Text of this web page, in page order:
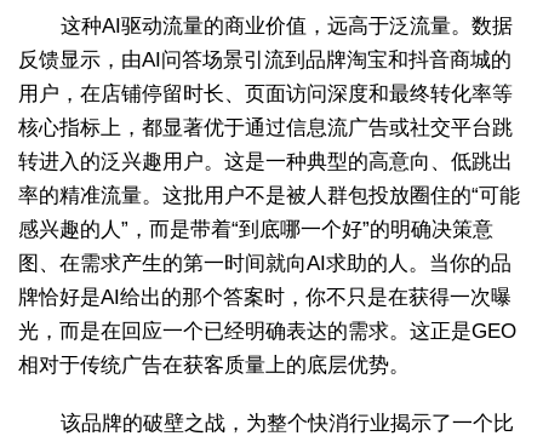
这种AI驱动流量的商业价值，远高于泛流量。数据
反馈显示，由AI问答场景引流到品牌淘宝和抖音商城的
用户，在店铺停留时长、页面访问深度和最终转化率等
核心指标上，都显著优于通过信息流广告或社交平台跳
转进入的泛兴趣用户。这是一种典型的高意向、低跳出
率的精准流量。这批用户不是被人群包投放圈住的“可能
感兴趣的人”，而是带着“到底哪一个好”的明确决策意
图、在需求产生的第一时间就向AI求助的人。当你的品
牌恰好是AI给出的那个答案时，你不只是在获得一次曝
光，而是在回应一个已经明确表达的需求。这正是GEO
相对于传统广告在获客质量上的底层优势。
该品牌的破壁之战，为整个快消行业揭示了一个比